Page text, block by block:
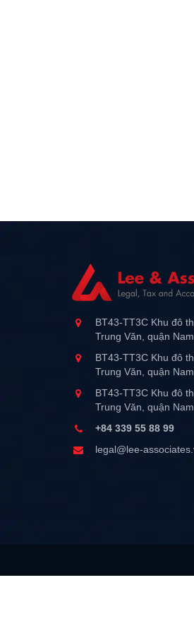
BT43-TT3C Khu đô
Trung Văn, quận
BT43-TT3C Khu đô
Trung Văn, quận
BT43-TT3C Khu đô
Trung Văn, quận
+84 339 55 88 99
legal@lee-